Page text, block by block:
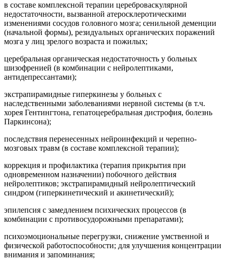
в составе комплексной терапии цереброваскулярной
недостаточности, вызванной атеросклеротическими
изменениями сосудов головного мозга; сенильной деменции
(начальной формы), резидуальных органических поражений
мозга у лиц зрелого возраста и пожилых;
церебральная органическая недостаточность у больных
шизофренией (в комбинации с нейролептиками,
антидепрессантами);
экстрапирамидные гиперкинезы у больных с
наследственными заболеваниями нервной системы (в т.ч.
хорея Гентингтона, гепатоцеребральная дистрофия, болезнь
Паркинсона);
последствия перенесенных нейроинфекций и черепно-
мозговых травм (в составе комплексной терапии);
коррекция и профилактика (терапия прикрытия при
одновременном назначении) побочного действия
нейролептиков; экстрапирамидный нейролептический
синдром (гиперкинетический и акинетический);
эпилепсия с замедлением психических процессов (в
комбинации с противосудорожными препаратами);
психоэмоциональные перегрузки, снижение умственной и
физической работоспособности; для улучшения концентрации
внимания и запоминания;